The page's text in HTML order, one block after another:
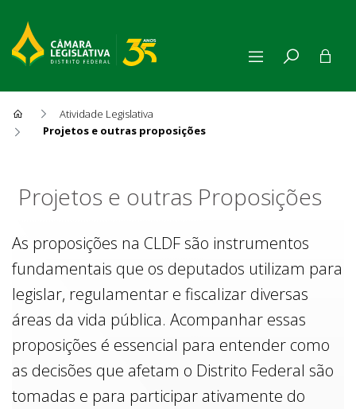
Atividade Legislativa
Projetos e outras proposições
Projetos e outras Proposições
As proposições na CLDF são instrumentos
fundamentais que os deputados utilizam para
legislar, regulamentar e fiscalizar diversas
áreas da vida pública. Acompanhar essas
proposições é essencial para entender como
as decisões que afetam o Distrito Federal são
tomadas e para participar ativamente do